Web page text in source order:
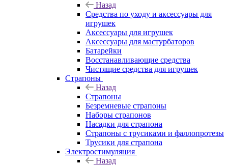
Назад
Средства по уходу и аксессуары для
игрушек
Аксессуары для игрушек
Аксессуары для мастурбаторов
Батарейки
Восстанавливающие средства
Чистящие средства для игрушек
Страпоны
Назад
Страпоны
Безремневые страпоны
Наборы страпонов
Насадки для страпона
Страпоны с трусиками и фаллопротезы
Трусики для страпона
Электростимуляция
Назад